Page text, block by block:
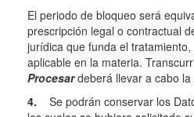
El periodo de bloqueo será
prescripción legal o contractual
jurídica que funda el
aplicable en la materia.
Procesardeberá llevar a cabo
4. Se podrán conservar los